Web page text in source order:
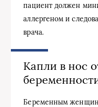
пациент должен
аллергеном и
врача.
Капли в нос
Беременным